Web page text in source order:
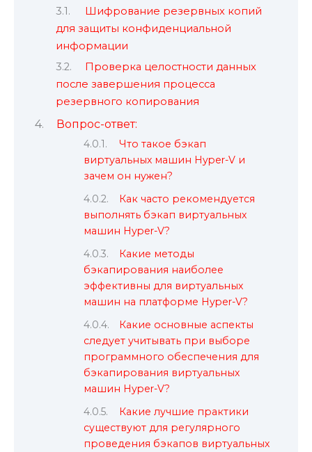
Шифрование резервных копий
для защиты конфиденциальной
информации
Проверка целостности данных
после завершения процесса
резервного копирования
Вопрос-ответ:
Что такое бэкап
виртуальных машин Hyper-V и
зачем он нужен?
Как часто рекомендуется
выполнять бэкап виртуальных
машин Hyper-V?
Какие методы
бэкапирования наиболее
эффективны для виртуальных
машин на платформе Hyper-V?
Какие основные аспекты
следует учитывать при выборе
программного обеспечения для
бэкапирования виртуальных
машин Hyper-V?
Какие лучшие практики
существуют для регулярного
проведения бэкапов виртуальных